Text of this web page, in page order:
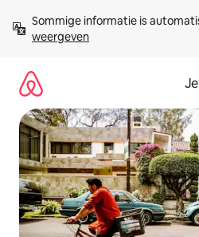
direct
naar
Sommige informatie is
weergeven